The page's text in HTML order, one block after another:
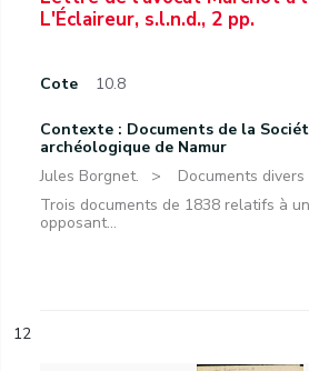
L'Éclaireur, s.l.n.d., 2 pp.
Cote 10.8
Contexte : Documents de la
archéologique de Namur
Jules Borgnet.
Documents divers
Trois documents de 1838 relatifs à
opposant...
12